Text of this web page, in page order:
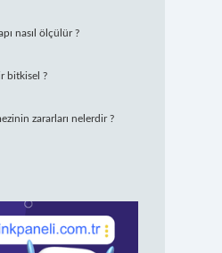
nasıl ölçülür ?
bitkisel ?
zararları nelerdir ?